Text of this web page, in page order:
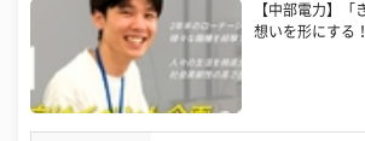
【中部電力】「
想いを形にする